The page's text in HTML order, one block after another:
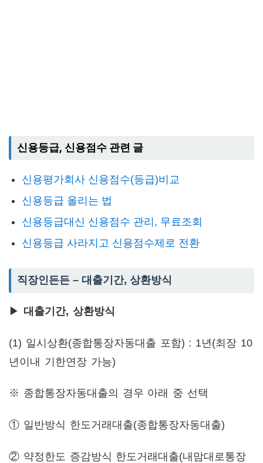
신용등급, 신용점수 관련 글
신용평가회사 신용점수(등급)비교
신용등급 올리는 법
신용등급대신 신용점수 관리, 무료조회
신용등급 사라지고 신용점수제로 전환
직장인든든 – 대출기간, 상환방식
▶ 대출기간, 상환방식
(1) 일시상환(종합통장자동대출 포함) : 1년(최장 10
년이내 기한연장 가능)
※ 종합통장자동대출의 경우 아래 중 선택
① 일반방식 한도거래대출(종합통장자동대출)
② 약정한도 증감방식 한도거래대출(내맘대로통장